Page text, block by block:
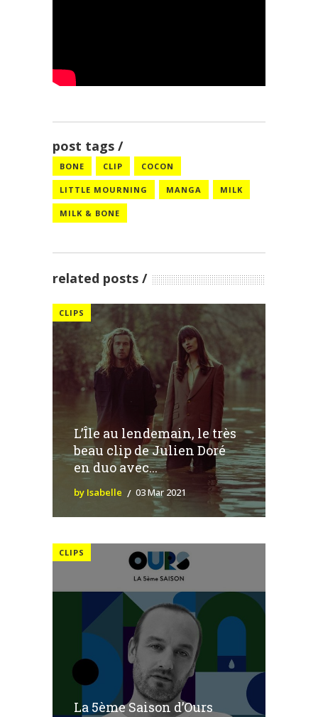
post tags
BONE CLIP COCON
LITTLE MOURNING MANGA MILK
MILK & BONE
related posts
CLIPS
L’Île au lendemain, le très
beau clip de Julien Doré
en duo avec...
by Isabelle 03 Mar 2021
CLIPS
La 5ème Saison d’Ours